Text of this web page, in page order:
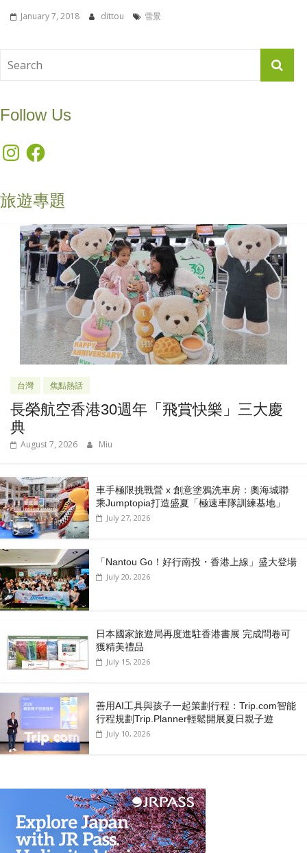
January 7, 2018 dittou 雪景
Follow Us
InstagramFacebook
旅遊專題
台灣 焦點熱話
長榮航空香港30週年「飛賞快樂」三大慶
典
August 7, 2026 Miu
車手極限挑戰營 x 創意塗鴉洗車房：奧海城聯
乘Jumptopia打造盛夏「極速車隊訓練基地」
July 27, 2026
「Nantou Go！好行南投・香港上線」盛大登場
July 20, 2026
日本國家旅遊局再度進駐香港書展 完成問卷可
獲精美禮品
July 15, 2026
善用AI工具與孩子一起策劃行程：Trip.com智能
行程規劃Trip.Planner輕鬆開展夏日親子遊
July 10, 2026